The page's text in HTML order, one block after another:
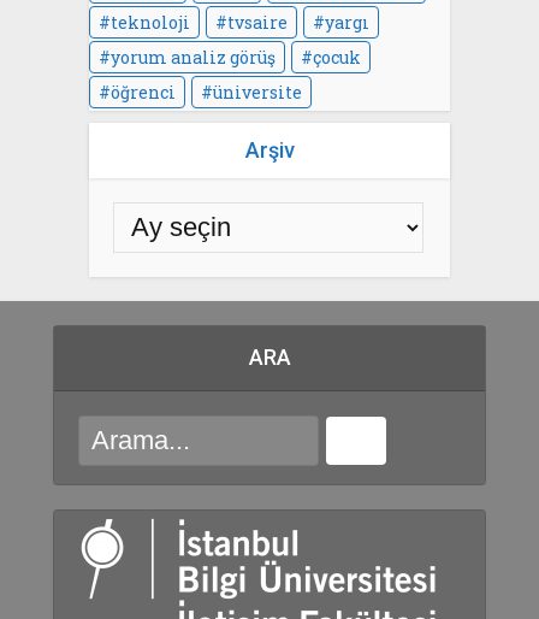
teknoloji
tvsaire
yargı
yorum analiz görüş
çocuk
öğrenci
üniversite
Arşiv
ARA